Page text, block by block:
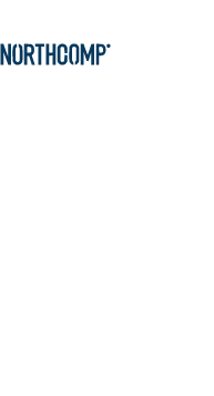
Zur Navigation springen